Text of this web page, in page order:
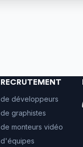
développeurs
graphistes
monteurs vidéo